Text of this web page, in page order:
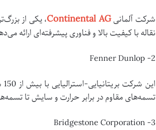
شرکت آلمانیContinental AG
نقاله با کیفیت بالا و فناوری پیشرفته‌ای
2- Fenner Dunlop
تسمه‌های مقاوم در برابر حرارت و سایش تا
3- Bridgestone Corporation